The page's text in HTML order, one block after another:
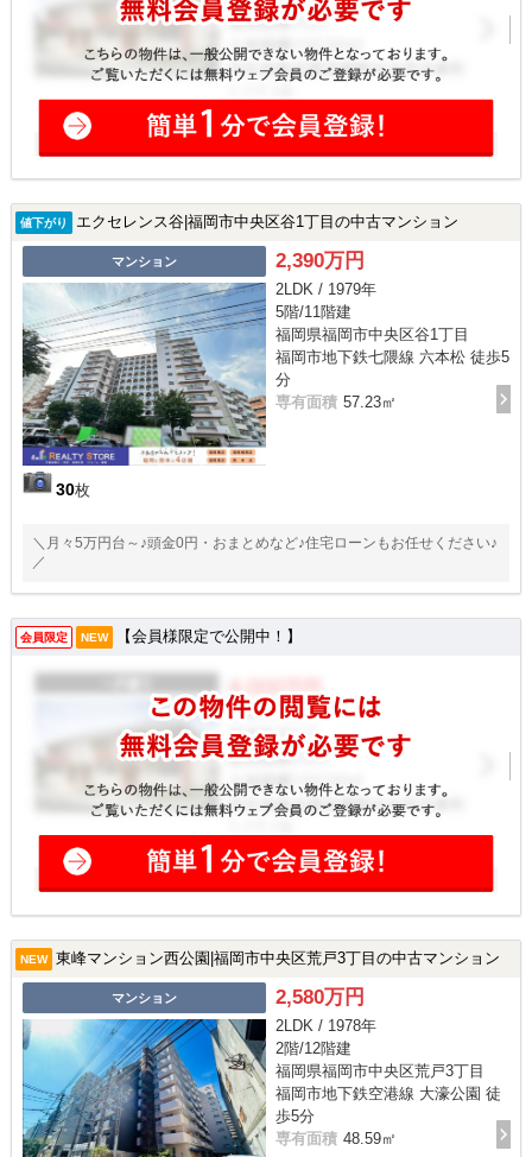
値下がり エクセレンス谷|福岡市中央区谷1丁目の中古マンション
マンション
30枚
2,390万円
2LDK / 1979年
5階/11階建
福岡県福岡市中央区谷1丁目
福岡市地下鉄七隈線 六本松 徒歩5
分
専有面積 57.23㎡
＼月々5万円台～♪頭金0円・おまとめなど♪住宅ローンもお任せください♪
／
会員限定 NEW 【会員様限定で公開中！】
NEW 東峰マンション西公園|福岡市中央区荒戸3丁目の中古マンション
マンション 2,580万円
2LDK / 1978年
2階/12階建
福岡県福岡市中央区荒戸3丁目
福岡市地下鉄空港線 大濠公園 徒
歩5分
専有面積 48.59㎡